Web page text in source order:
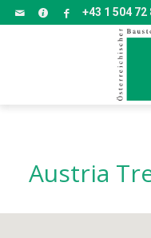
+43 1 504 72
Austria